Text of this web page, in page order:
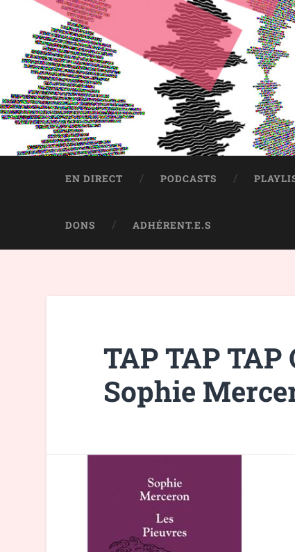
EN DIRECT PODCASTS
DONS ADHÉRENT.E.S
TAP TAP
Sophie